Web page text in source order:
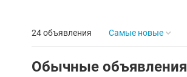
24 объявления Самые новые
Обычные объявления